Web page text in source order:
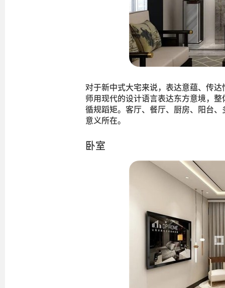
对于新中式大宅来说，表达意蕴、传
师用现代的设计语言表达东方意境，
循规蹈矩。客厅、餐厅、厨房、阳台
意义所在。
卧室